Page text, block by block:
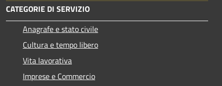
CATEGORIE DI SERVIZIO
Anagrafe e stato civile
Cultura e tempo libero
Vita lavorativa
Imprese e Commercio